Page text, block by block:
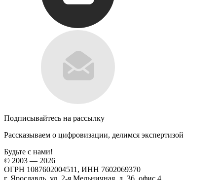
Подписывайтесь на рассылку
Рассказываем о цифровизации, делимся экспертизой
Будьте с нами!
© 2003 — 2026
ОГРН 1087602004511, ИНН 7602069370
г. Ярославль, ул. 2-я Мельничная, д. 36, офис 4